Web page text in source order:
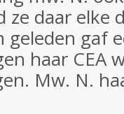
ze daar elke
geleden gaf
haar CEA
Mw. N.